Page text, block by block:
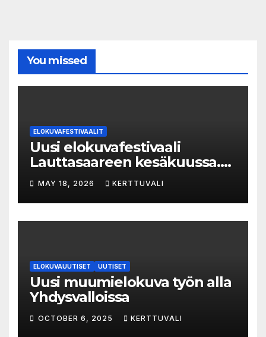
You missed
ELOKUVAFESTIVAALIT
Uusi elokuvafestivaali
Lauttasaareen kesäkuussa.
LAUTTA-KINO esittää kaikki
elokuvat 35mm-filmiltä.
MAY 18, 2026 KERTTUVALI
ELOKUVAUUTISET UUTISET
Uusi muumielokuva työn alla
Yhdysvalloissa
OCTOBER 6, 2025 KERTTUVALI